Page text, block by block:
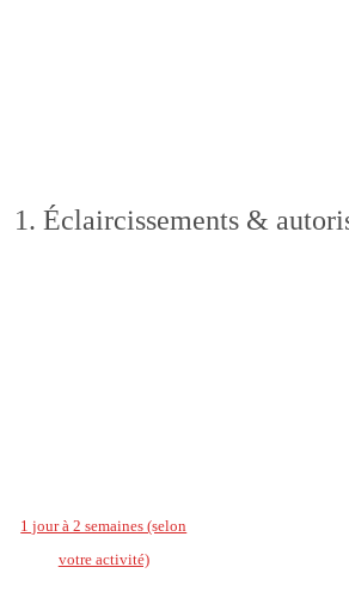
1. Éclaircissements &
1 jour à 2 semaines (selon
votre activité)